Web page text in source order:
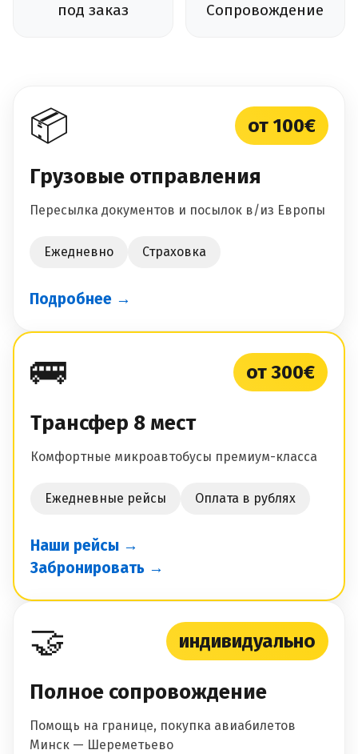
под заказ
Сопровождение
📦 от 100€
Грузовые отправления
Пересылка документов и посылок в/из Европы
Ежедневно Страховка
Подробнее →
🚌 от 300€
Трансфер 8 мест
Комфортные микроавтобусы премиум-класса
Ежедневные рейсы Оплата в рублях
Наши рейсы →
Забронировать →
🤝 индивидуально
Полное сопровождение
Помощь на границе, покупка авиабилетов
Минск — Шереметьево